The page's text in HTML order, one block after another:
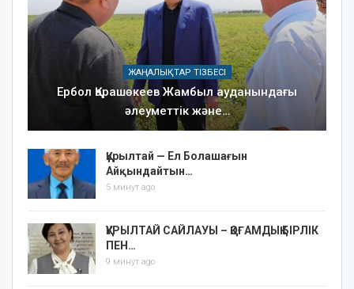
ЖАҢАЛЫҚТАР ТІЗБЕСІ
Ербол Қарашөкеев Жамбыл ауданындағы
әлеуметтік және…
Құрылтай — Ел Болашағын
Айқындайтын…
5 минут ago
ҚҰРЫЛТАЙ САЙЛАУЫ – ҚОҒАМДЫҚ БІРЛІК
ПЕН…
9 минут ago